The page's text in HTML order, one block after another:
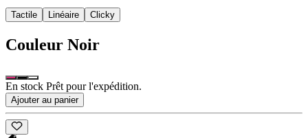
Tactile Linéaire Clicky
Couleur Noir
En stock Prêt pour l'expédition.
Ajouter au panier